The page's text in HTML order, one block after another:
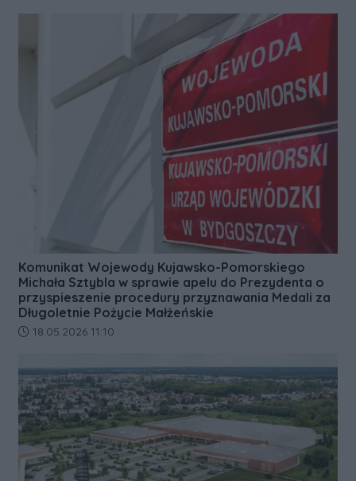
Komunikat Wojewody Kujawsko-Pomorskiego
Michała Sztybla w sprawie apelu do Prezydenta o
przyspieszenie procedury przyznawania Medali za
Długoletnie Pożycie Małżeńskie
Data dodania artykułu:
18.05.2026 11:10